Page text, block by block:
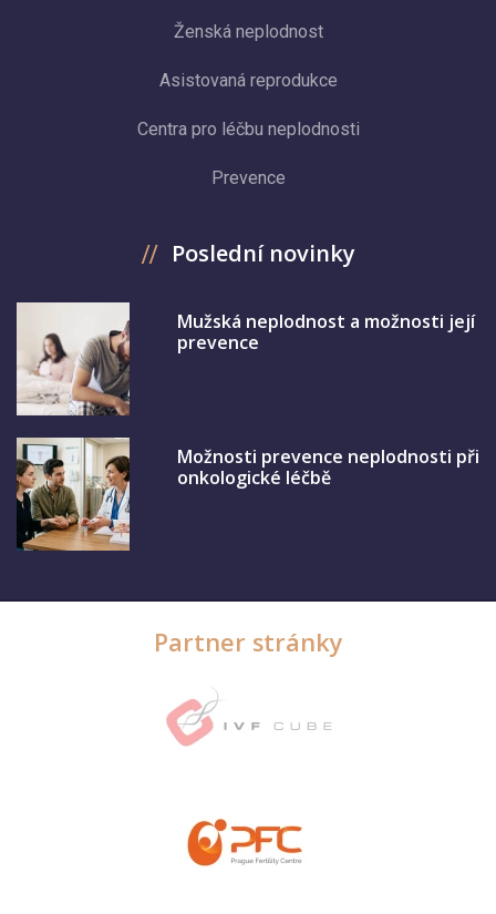
Ženská neplodnost
Asistovaná reprodukce
Centra pro léčbu neplodnosti
Prevence
Poslední novinky
Mužská neplodnost a možnosti její
prevence
Možnosti prevence neplodnosti při
onkologické léčbě
Partner stránky